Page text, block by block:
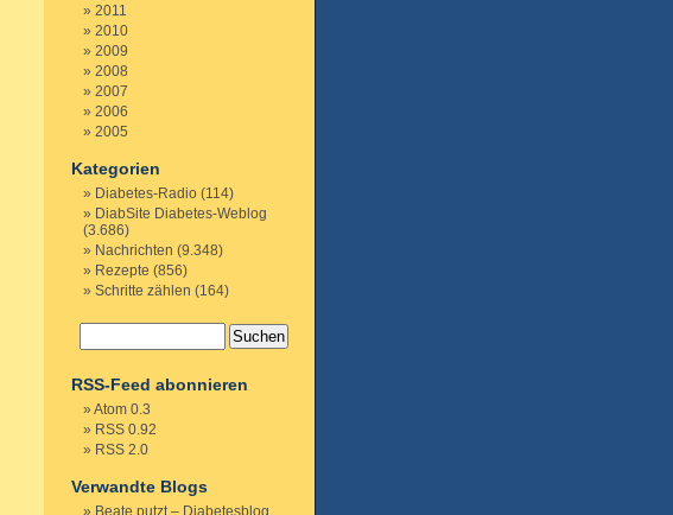
2011
2010
2009
2008
2007
2006
2005
Kategorien
Diabetes-Radio (114)
DiabSite Diabetes-Weblog
(3.686)
Nachrichten (9.348)
Rezepte (856)
Schritte zählen (164)
RSS-Feed abonnieren
Atom 0.3
RSS 0.92
RSS 2.0
Verwandte Blogs
Beate putzt – Diabetesblog